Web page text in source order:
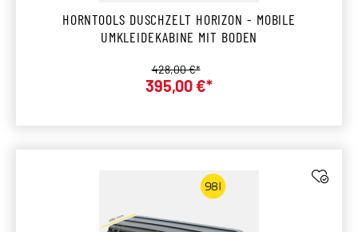
HORNTOOLS DUSCHZELT HORIZON - MOBILE
UMKLEIDEKABINE MIT BODEN
Verkaufspreis:
395,00 €*
Regulärer Preis:
428,00 €*